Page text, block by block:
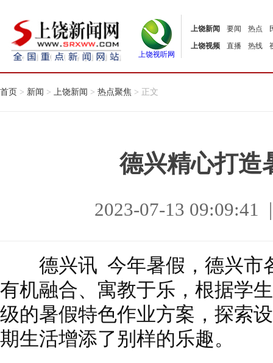
上饶视听网
上饶新闻 要闻 热点
上饶视频
直播 热线
首页 > 新闻 > 上饶新闻 > 热点聚焦 > 正文
德兴精心打造
2023-07-13
德兴讯 今年暑假，德兴市
有机融合、寓教于乐，根据学
级的暑假特色作业方案，探索
期生活增添了别样的乐趣。